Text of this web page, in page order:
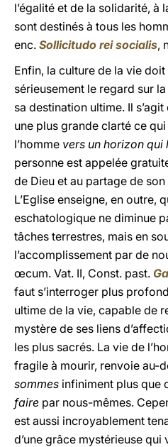
l’égalité et de la solidarité, à
sont destinés à tous les
enc. Sollicitudo rei socialis,
Enfin, la culture de la vie
sérieusement le regard sur
sa destination ultime. Il
une plus grande clarté ce
l’homme vers un horizon qui
personne est appelée
de Dieu et au partage de
L’Eglise enseigne, en outre,
eschatologique ne diminue
tâches terrestres, mais en
l’accomplissement par de
œcum. Vat. II, Const. past.
faut s’interroger plus
ultime de la vie, capable de
mystère de ses liens
les plus sacrés. La vie de
fragile à mourir, renvoie au-
sommes infiniment plus que
faire par nous-mêmes.
est aussi incroyablement
d’une grâce mystérieuse qui